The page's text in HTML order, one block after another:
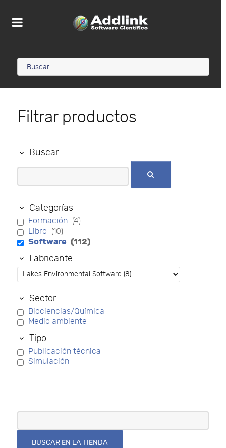
Filtrar productos
Buscar
Categorías
Formación (4)
Libro (10)
Software (112)
Fabricante
Sector
Biociencias/Química
Medio ambiente
Tipo
Publicación técnica
Simulación